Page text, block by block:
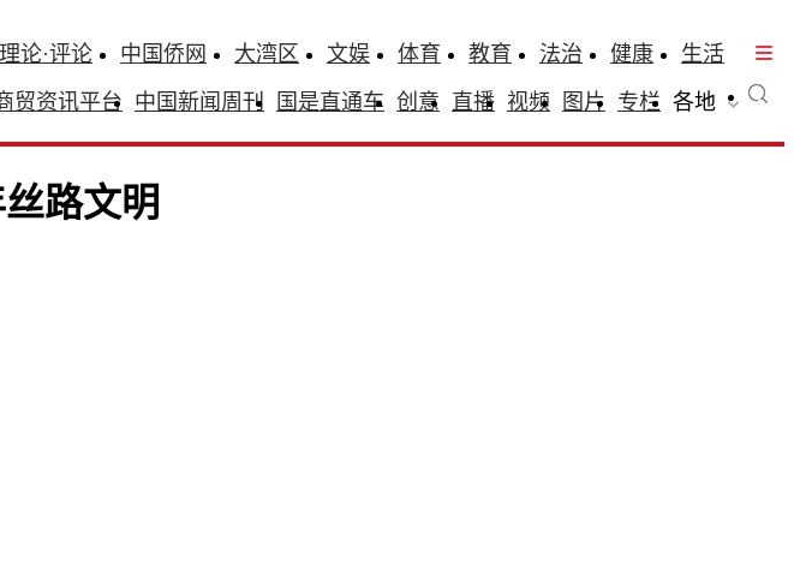
理论·评论 中国侨网 大湾区 文娱 体育 教育 法治 健康
生活
贸资讯平台 中国新闻周刊 国是直通车 创意 直播 视频 图片 专栏 各地
路文明